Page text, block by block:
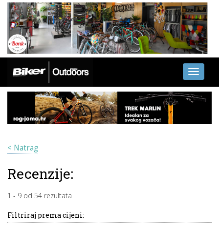
Toggle
< Natrag
Recenzije:
1 - 9 od 54 rezultata
Filtriraj prema cijeni: